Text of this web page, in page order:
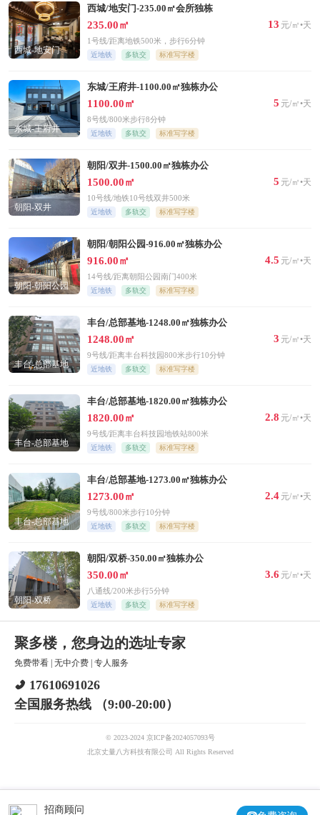
西城-地安门
西城/地安门-235.00㎡会所独栋
235.00㎡ 13 元/㎡•天
1号线/距离地铁500米，步行6分钟
近地铁 多轨交 标准写字楼
东城-王府井
东城/王府井-1100.00㎡独栋办公
1100.00㎡ 5 元/㎡•天
8号线/800米步行8分钟
近地铁 多轨交 标准写字楼
朝阳-双井
朝阳/双井-1500.00㎡独栋办公
1500.00㎡ 5 元/㎡•天
10号线/地铁10号线双井500米
近地铁 多轨交 标准写字楼
朝阳-朝阳公园
朝阳/朝阳公园-916.00㎡独栋办公
916.00㎡ 4.5 元/㎡•天
14号线/距离朝阳公园南门400米
近地铁 多轨交 标准写字楼
丰台-总部基地
丰台/总部基地-1248.00㎡独栋办公
1248.00㎡ 3 元/㎡•天
9号线/距离丰台科技园800米步行10分钟
近地铁 多轨交 标准写字楼
丰台-总部基地
丰台/总部基地-1820.00㎡独栋办公
1820.00㎡ 2.8 元/㎡•天
9号线/距离丰台科技园地铁站800米
近地铁 多轨交 标准写字楼
丰台-总部基地
丰台/总部基地-1273.00㎡独栋办公
1273.00㎡ 2.4 元/㎡•天
9号线/800米步行10分钟
近地铁 多轨交 标准写字楼
朝阳-双桥
朝阳/双桥-350.00㎡独栋办公
350.00㎡ 3.6 元/㎡•天
八通线/200米步行5分钟
近地铁 多轨交 标准写字楼
聚多楼，您身边的选址专家
免费带看 无中介费 专人服务
17610691026
全国服务热线 （9:00-20:00）
© 2023-2024 京ICP备2024057093号
北京丈量八方科技有限公司 All Rights Reserved
招商顾问